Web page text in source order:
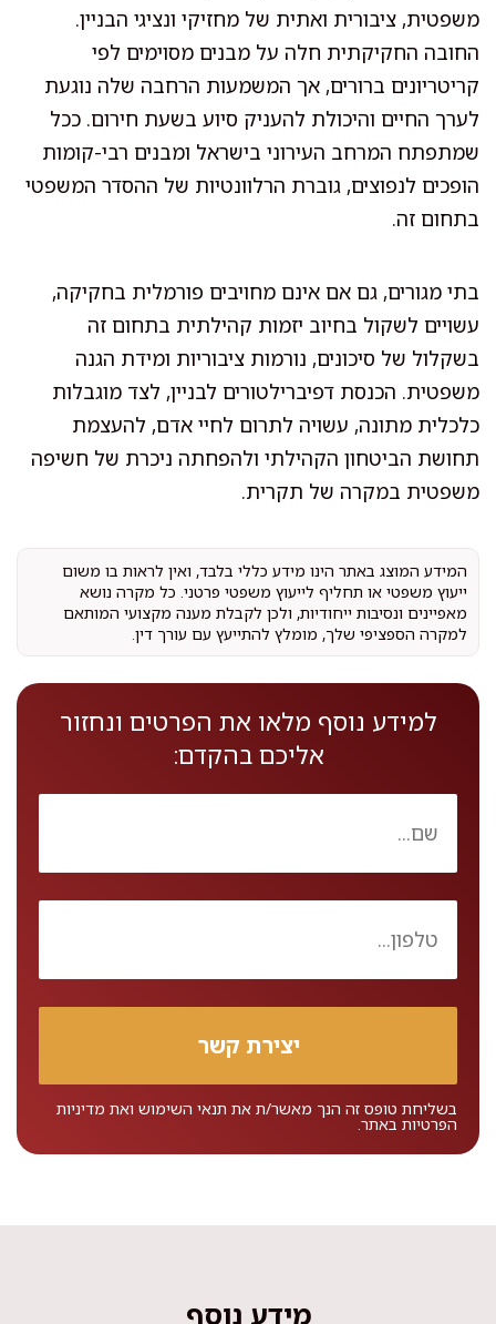
משפטית, ציבורית ואתית של מחזיקי ונציגי הבניין.
החובה החקיקתית חלה על מבנים מסוימים לפי
קריטריונים ברורים, אך המשמעות הרחבה שלה נוגעת
לערך החיים והיכולת להעניק סיוע בשעת חירום. ככל
שמתפתח המרחב העירוני בישראל ומבנים רבי-קומות
הופכים לנפוצים, גוברת הרלוונטיות של ההסדר המשפטי
בתחום זה.
בתי מגורים, גם אם אינם מחויבים פורמלית בחקיקה,
עשויים לשקול בחיוב יזמות קהילתית בתחום זה
בשקלול של סיכונים, נורמות ציבוריות ומידת הגנה
משפטית. הכנסת דפיברילטורים לבניין, לצד מוגבלות
כלכלית מתונה, עשויה לתרום לחיי אדם, להעצמת
תחושת הביטחון הקהילתי ולהפחתה ניכרת של חשיפה
משפטית במקרה של תקרית.
המידע המוצג באתר הינו מידע כללי בלבד, ואין לראות בו משום
ייעוץ משפטי או תחליף לייעוץ משפטי פרטני. כל מקרה נושא
מאפיינים ונסיבות ייחודיות, ולכן לקבלת מענה מקצועי המותאם
למקרה הספציפי שלך, מומלץ להתייעץ עם עורך דין.
למידע נוסף מלאו את הפרטים ונחזור
אליכם בהקדם:
בשליחת טופס זה הנך מאשר/ת את תנאי השימוש ואת מדיניות
הפרטיות באתר.
מידע נוסף